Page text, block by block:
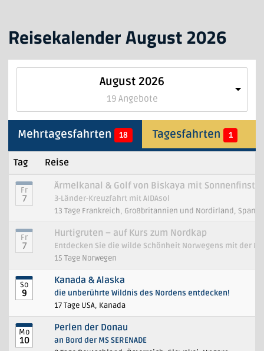
ReisekalenderAugust 2026
August 2026
19 Angebote
Mehrtagesfahrten 18 Tagesfahrten 1
Tag Reise
Fr
7
Ärmelkanal & Golf von Biskaya mit
3-Länder-Kreuzfahrt mit AIDAsol
13 Tage Frankreich, Großbritannien und Nordirland,
Fr
7
Hurtigruten – auf Kurs zum Nordkap
Entdecken Sie die wilde Schönheit Norwegens mit der
15 Tage Norwegen
So
9
Kanada & Alaska
die unberührte Wildnis des Nordens entdecken!
17 Tage USA, Kanada
Mo
10
Perlen der Donau
an Bord der MS SERENADE